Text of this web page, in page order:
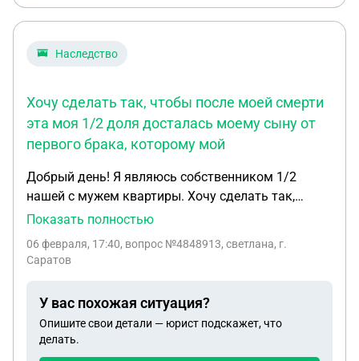
пришла в военкомат с заявлением на
алименты и никак не помогал сыну после развода
на СВО и лишить прав на поление выплат вторую
жену?
Наследство
Хочу сделать так, чтобы после моей смерти
эта моя 1/2 доля досталась моему сыну от
первого брака, которому мой
Добрый день! Я являюсь собственником 1/2
нашей с мужем квартиры. Хочу сделать так,
чтобы после моей смерти эта моя 1/2 доля
которому мой теперешний муж, являющийся
написать завещание на случай моей смерти на
мужа с под назначением на сына. Как это
работает? Может ли муж, в случае моей смерти,
Показать полностью
06 февраля, 17:40, вопрос №4848913, светлана, г.
Саратов
У вас похожая ситуация?
Опишите свои детали — юрист подскажет, что
делать.